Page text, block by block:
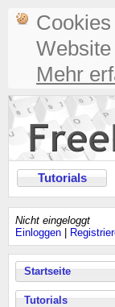
Mehr
Tutorials
Nicht eingeloggt
Einloggen
Startseite
Tutorials